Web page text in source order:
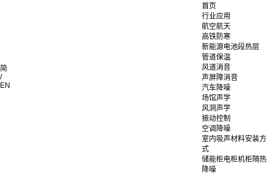
简
/
EN
首页
行业应用
航空航天
高铁防寒
新能源电池段热层
管道保温
风道消音
声屏障消音
汽车降噪
场馆声学
风洞声学
振动控制
空调降噪
室内吸声材料安装方
式
储能柜电柜机柜隔热
降噪